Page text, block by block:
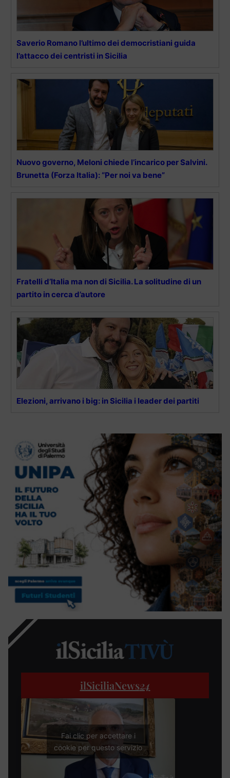
Saverio Romano l’ultimo dei democristiani guida
l’attacco dei centristi in Sicilia
Nuovo governo, Meloni chiede l’incarico per Salvini.
Brunetta (Forza Italia): “Per noi va bene”
Fratelli d’Italia ma non di Sicilia. La solitudine di un
partito in cerca d’autore
Elezioni, arrivano i big: in Sicilia i leader dei partiti
ilSiciliaNews24
Fai clic per accettare i
cookie per questo servizio